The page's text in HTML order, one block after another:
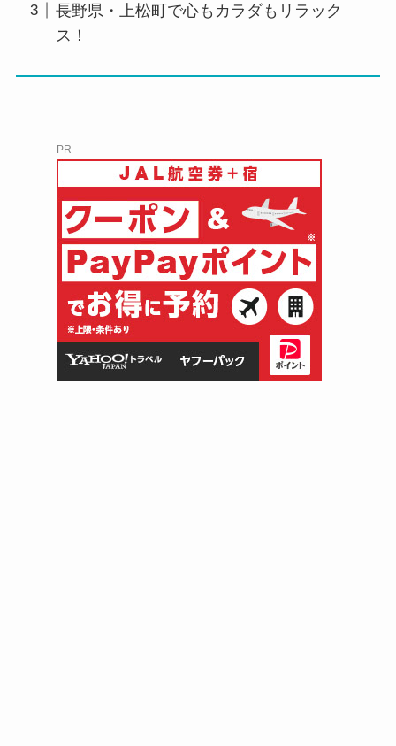
長野県・上松町で心もカラダもリラック
ス！
PR